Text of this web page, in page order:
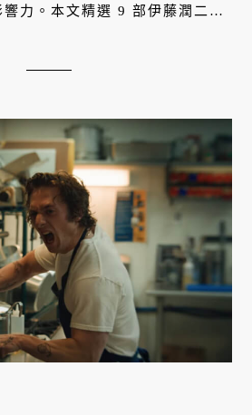
響力。本文精選 9 部伊藤潤二的